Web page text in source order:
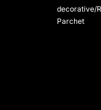
decorative/
Parchet